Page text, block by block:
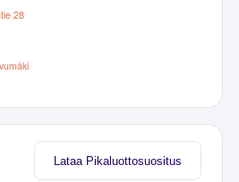
28
Lataa Pikaluottosuositus